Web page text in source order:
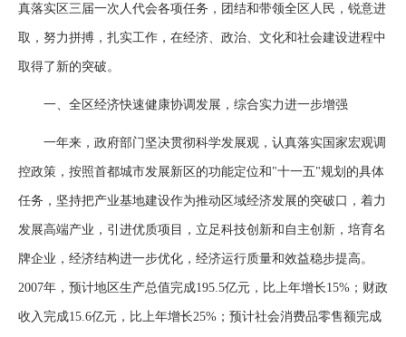
真落实区三届一次人代会各项任务，团结和带领全区人民，锐意进
取，努力拼搏，扎实工作，在经济、政治、文化和社会建设进程中
取得了新的突破。
一、全区经济快速健康协调发展，综合实力进一步增强
一年来，政府部门坚决贯彻科学发展观，认真落实国家宏观调
控政策，按照首都城市发展新区的功能定位和"十一五"规划的具体
任务，坚持把产业基地建设作为推动区域经济发展的突破口，着力
发展高端产业，引进优质项目，立足科技创新和自主创新，培育名
牌企业，经济结构进一步优化，经济运行质量和效益稳步提高。
2007年，预计地区生产总值完成195.5亿元，比上年增长15%；财政
收入完成15.6亿元，比上年增长25%；预计社会消费品零售额完成